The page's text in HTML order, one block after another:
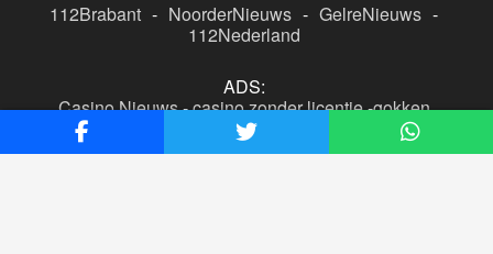
112Brabant - NoorderNieuws - GelreNieuws -
112Nederland
ADS:
Casino Nieuws-casino zonder licentie-gokken
buitenlandse site
beste online casino nederland